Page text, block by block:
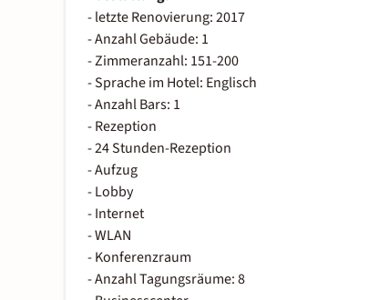
- letzte Renovierung: 2017
- Anzahl Gebäude: 1
- Zimmeranzahl: 151-200
- Sprache im Hotel: Englisch
- Anzahl Bars: 1
- Rezeption
- 24 Stunden-Rezeption
- Aufzug
- Lobby
- Internet
- WLAN
- Konferenzraum
- Anzahl Tagungsräume: 8